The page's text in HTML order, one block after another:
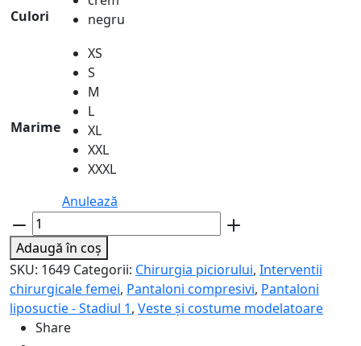
Culori
negru
Marime
XS
S
M
L
XL
XXL
XXXL
Anulează
Cantitate
Costum
modelator
sub
genunchi
-
Lipoelastic
Adaugă în coș
SKU: 1649 Categorii: Chirurgia piciorului, Interventii
chirurgicale femei, Pantaloni compresivi, Pantaloni
liposuctie - Stadiul 1, Veste și costume modelatoare
Share